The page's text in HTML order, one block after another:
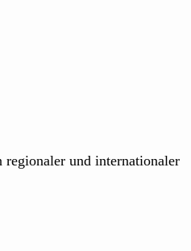
und internationaler